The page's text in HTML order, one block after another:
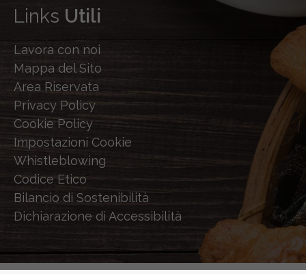
Links Utili
Lavora con noi
Mappa del Sito
Area Riservata
Privacy Policy
Cookie Policy
Impostazioni Cookie
Whistleblowing
Codice Etico
Bilancio di Sostenibilità
Dichiarazione di Accessibilità